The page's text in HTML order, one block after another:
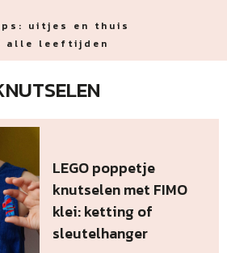
uitjes en thuis
alle leeftijden
LEGO poppetje
knutselen met FIMO
klei: ketting of
sleutelhanger